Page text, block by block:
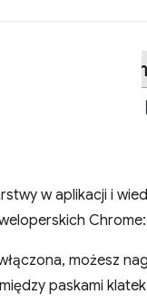
w aplikacji i
Chrome:
możesz
paskami